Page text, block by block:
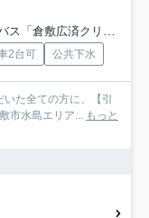
敷広済クリニック前」バス停下車 徒歩7分
2台可 公共下水
た全ての方に、【引
市水島エリア... もっと